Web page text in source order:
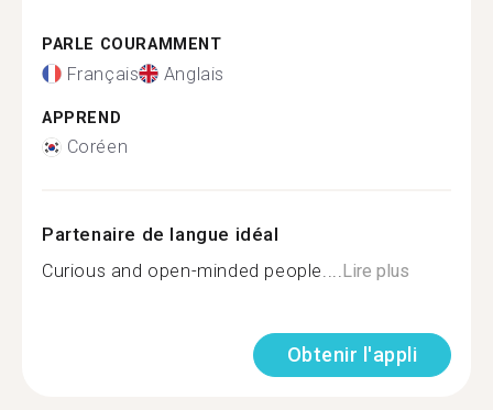
PARLE COURAMMENT
Français Anglais
APPREND
Coréen
Partenaire de langue idéal
Curious and open-minded people....Lire plus
Obtenir l'appli